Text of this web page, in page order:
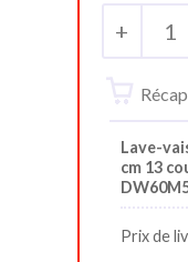
+ 1
Lave-
cm 13
Prix de